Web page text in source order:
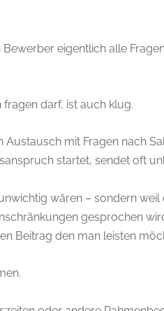
eigentlich alle
darf, ist auch klug.
Austausch mit Fragen nach
startet, sendet oft
wären – sondern
gesprochen
Beitrag den man leisten